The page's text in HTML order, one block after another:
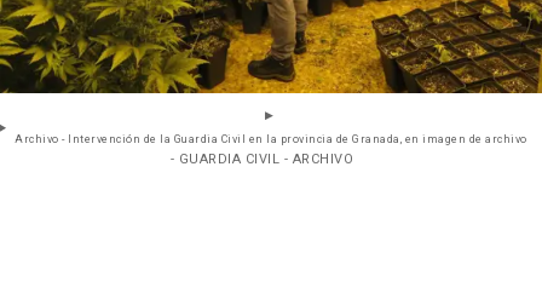
Archivo - Intervención de la Guardia Civil en la provincia de Granada, en imagen de archivo
- GUARDIA CIVIL - ARCHIVO